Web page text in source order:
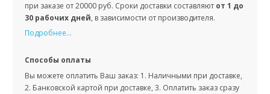
при заказе от 20000 руб. Сроки доставки составляют от 1 до
30 рабочих дней, в зависимости от производителя.
Подробнее...
Способы оплаты
Вы можете оплатить Ваш заказ: 1. Наличными при доставке,
2. Банковской картой при доставке, 3. Оплатить заказ сразу